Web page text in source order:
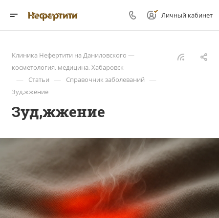
Личный кабинет
Клиника Нефертити на Даниловского —
косметология, медицина, Хабаровск
— Статьи — Справочник заболеваний —
Зуд,жжение
Зуд,жжение